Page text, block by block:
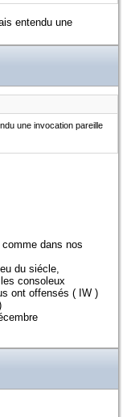
entendu une
une invocation pareille
dans nos
du siécle,
consoleux
ont offensés ( IW )